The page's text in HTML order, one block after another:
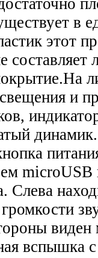
в
этот
составляет
На
и
microUSB
Слева
вспышка